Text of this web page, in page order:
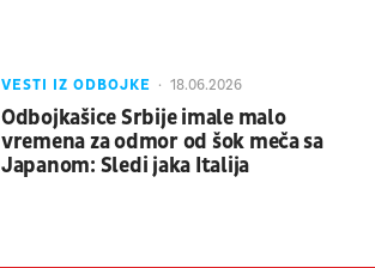
VESTI IZ ODBOJKE 18.06.2026
Odbojkašice Srbije imale malo
vremena za odmor od šok meča sa
Japanom: Sledi jaka Italija